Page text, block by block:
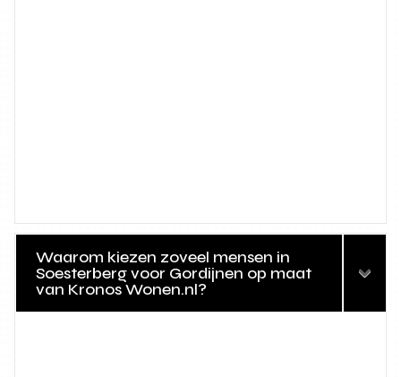
Waarom kiezen zoveel mensen in
Soesterberg voor Gordijnen op maat
van Kronos Wonen.nl?